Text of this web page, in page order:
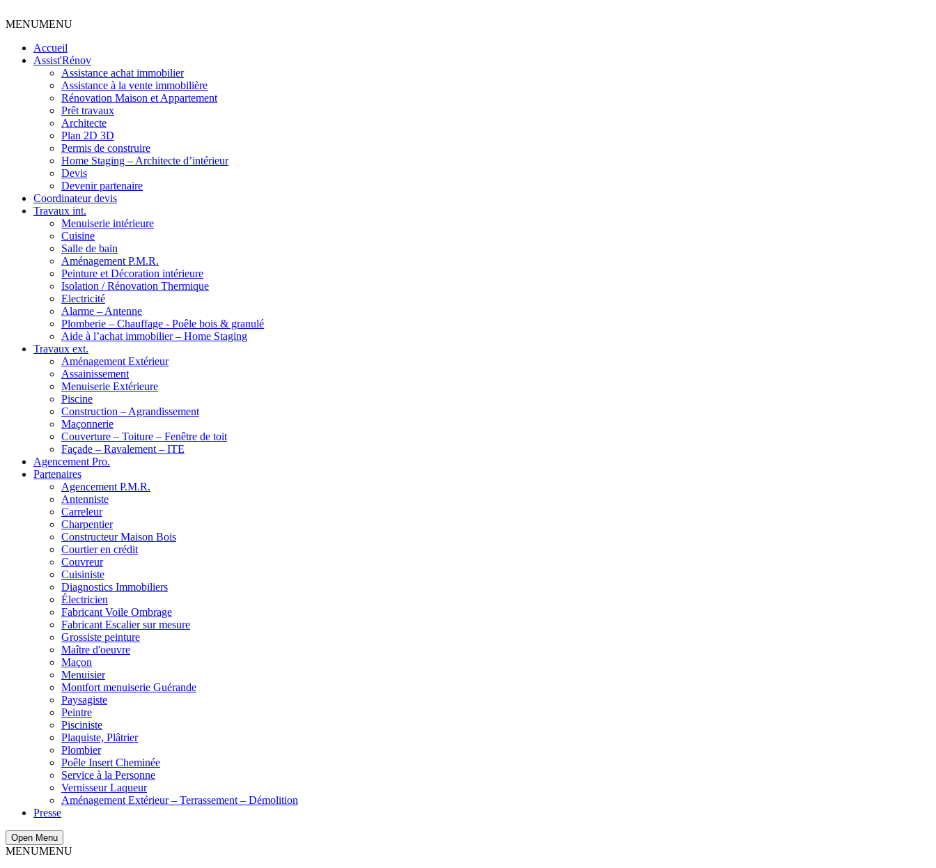
MENUMENU
Accueil
Assist'Rénov
Assistance achat immobilier
Assistance à la vente immobilière
Rénovation Maison et Appartement
Prêt travaux
Architecte
Plan 2D 3D
Permis de construire
Home Staging – Architecte d’intérieur
Devis
Devenir partenaire
Coordinateur devis
Travaux int.
Menuiserie intérieure
Cuisine
Salle de bain
Aménagement P.M.R.
Peinture et Décoration intérieure
Isolation / Rénovation Thermique
Electricité
Alarme – Antenne
Plomberie – Chauffage - Poêle bois & granulé
Aide à l’achat immobilier – Home Staging
Travaux ext.
Aménagement Extérieur
Assainissement
Menuiserie Extérieure
Piscine
Construction – Agrandissement
Maçonnerie
Couverture – Toiture – Fenêtre de toit
Façade – Ravalement – ITE
Agencement Pro.
Partenaires
Agencement P.M.R.
Antenniste
Carreleur
Charpentier
Constructeur Maison Bois
Courtier en crédit
Couvreur
Cuisiniste
Diagnostics Immobiliers
Électricien
Fabricant Voile Ombrage
Fabricant Escalier sur mesure
Grossiste peinture
Maître d'oeuvre
Maçon
Menuisier
Montfort menuiserie Guérande
Paysagiste
Peintre
Pisciniste
Plaquiste, Plâtrier
Plombier
Poêle Insert Cheminée
Service à la Personne
Vernisseur Laqueur
Aménagement Extérieur – Terrassement – Démolition
Presse
Open Menu
MENUMENU